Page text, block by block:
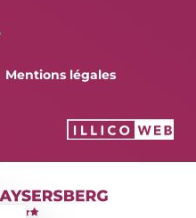
Mentions légales